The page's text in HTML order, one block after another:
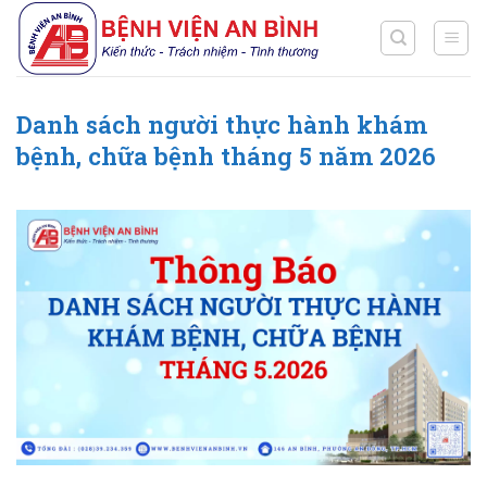
Chuyển
đến
nội
Danh sách người thực hành khám
bệnh, chữa bệnh tháng 5 năm 2026